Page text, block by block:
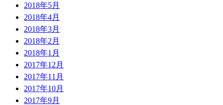
2018年5月
2018年4月
2018年3月
2018年2月
2018年1月
2017年12月
2017年11月
2017年10月
2017年9月